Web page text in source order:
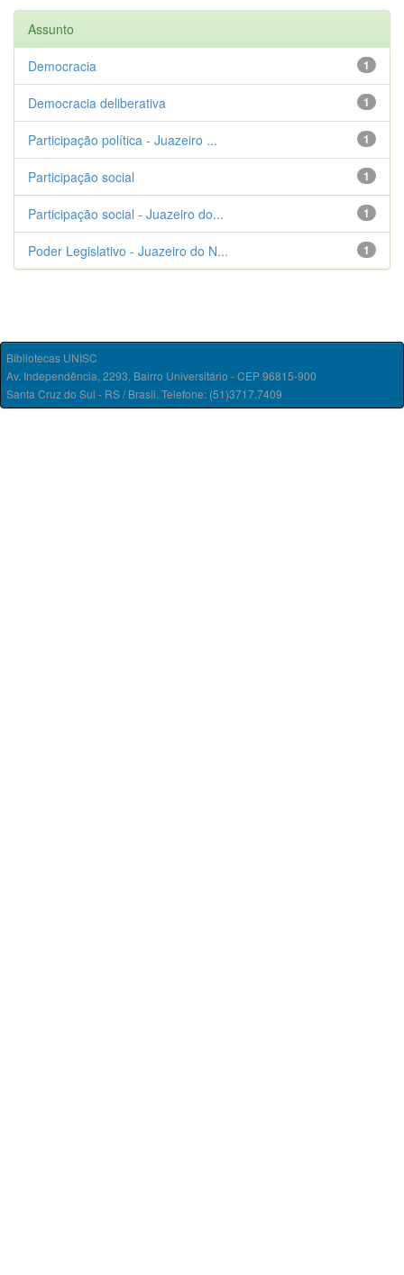
Assunto
1
Democracia
1
Democracia deliberativa
1
Participação política - Juazeiro ...
1
Participação social
1
Participação social - Juazeiro do...
1
Poder Legislativo - Juazeiro do N...
Bibliotecas UNISC
Av. Independência, 2293, Bairro Universitário - CEP 96815-900
Santa Cruz do Sul - RS / Brasil. Telefone: (51)3717.7409